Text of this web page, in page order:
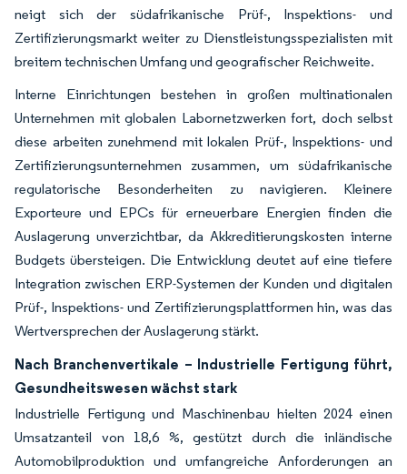
neigt sich der südafrikanische Prüf-, Inspektions- und
Zertifizierungsmarkt weiter zu Dienstleistungsspezialisten mit
breitem technischen Umfang und geografischer Reichweite.
Interne Einrichtungen bestehen in großen multinationalen
Unternehmen mit globalen Labornetzwerken fort, doch selbst
diese arbeiten zunehmend mit lokalen Prüf-, Inspektions- und
Zertifizierungsunternehmen zusammen, um südafrikanische
regulatorische Besonderheiten zu navigieren. Kleinere
Exporteure und EPCs für erneuerbare Energien finden die
Auslagerung unverzichtbar, da Akkreditierungskosten interne
Budgets übersteigen. Die Entwicklung deutet auf eine tiefere
Integration zwischen ERP-Systemen der Kunden und digitalen
Prüf-, Inspektions- und Zertifizierungsplattformen hin, was das
Wertversprechen der Auslagerung stärkt.
Nach Branchenvertikale – Industrielle Fertigung führt,
Gesundheitswesen wächst stark
Industrielle Fertigung und Maschinenbau hielten 2024 einen
Umsatzanteil von 18,6 %, gestützt durch die inländische
Automobilproduktion und umfangreiche Anforderungen an